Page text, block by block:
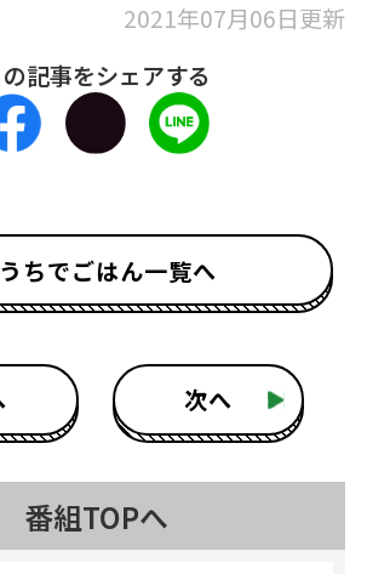
2021年07月06日更新
の記事をシェアする
ちでごはん一覧へ
次へ
番組TOPへ